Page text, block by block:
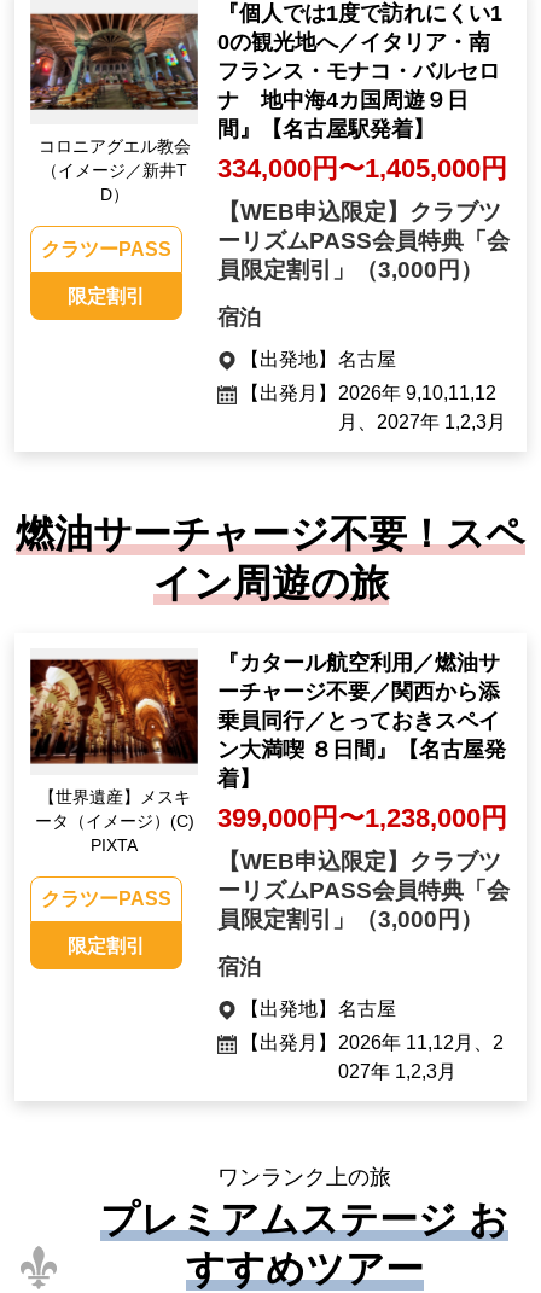
コロニアグエル教会
（イメージ／新井T
D）
クラツーPASS
限定割引
『個人では1度で訪れにくい1
0の観光地へ／イタリア・南
フランス・モナコ・バルセロ
ナ 地中海4カ国周遊９日
間』【名古屋駅発着】
334,000円〜1,405,000円
【WEB申込限定】クラブツ
ーリズムPASS会員特典「会
員限定割引」
（3,000円）
宿泊
【出発地】 名古屋
【出発月】 2026年 9,10,11,12
月、2027年 1,2,3月
燃油サーチャージ不要！スペ
イン周遊の旅
【世界遺産】メスキ
ータ（イメージ）(C)
PIXTA
クラツーPASS
限定割引
『カタール航空利用／燃油サ
ーチャージ不要／関西から添
乗員同行／とっておきスペイ
ン大満喫 ８日間』【名古屋発
着】
399,000円〜1,238,000円
【WEB申込限定】クラブツ
ーリズムPASS会員特典「会
員限定割引」
（3,000円）
宿泊
【出発地】 名古屋
【出発月】 2026年 11,12月、2
027年 1,2,3月
ワンランク上の旅
プレミアムステージ お
すすめツアー